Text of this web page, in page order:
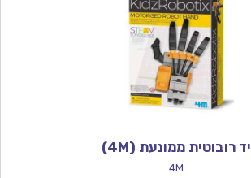
יד רובוטית ממונעת (4M)
4M